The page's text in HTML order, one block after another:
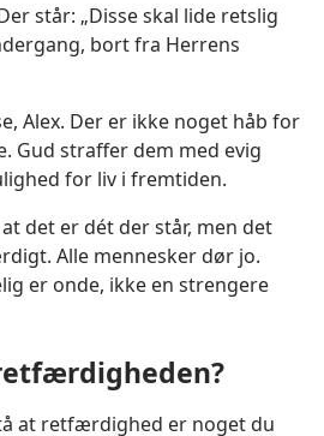
står: „Disse skal lide retslig
bort fra Herrens
Alex. Der er ikke noget håb for
Gud straffer dem med evig
for liv i fremtiden.
det er dét der står, men det
Alle mennesker dør jo.
er onde, ikke en strengere
at retfærdighed er noget du